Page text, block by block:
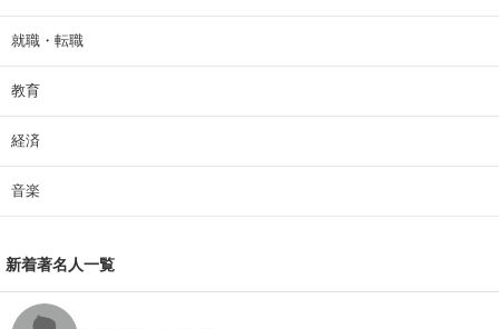
就職・転職
教育
経済
音楽
新着著名人一覧